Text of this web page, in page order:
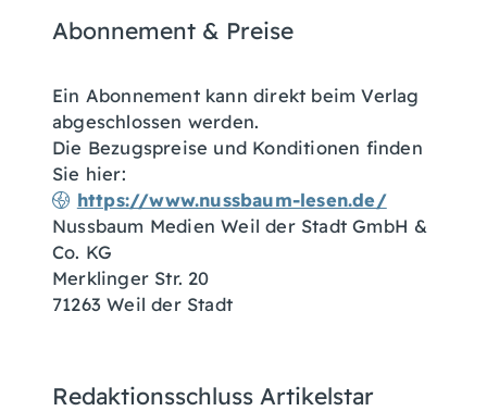
Abonnement & Preise
Ein Abonnement kann direkt beim Verlag
abgeschlossen werden.
Die Bezugspreise und Konditionen finden
Sie hier:
https://www.nussbaum-lesen.de/
Nussbaum Medien Weil der Stadt GmbH &
Co. KG
Merklinger Str. 20
71263 Weil der Stadt
Redaktionsschluss Artikelstar